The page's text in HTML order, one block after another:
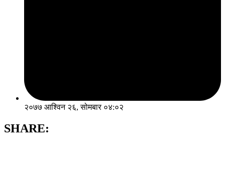
२०७७ आश्विन २६, सोमबार ०४:०२
SHARE: